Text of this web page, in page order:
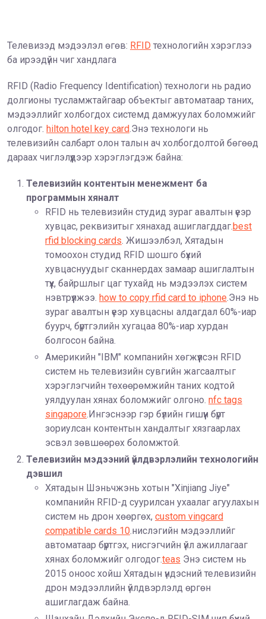
Телевизэд мэдээлэл өгөв: RFID технологийн хэрэглээ
ба ирээдүйн чиг хандлага
RFID (Radio Frequency Identification) технологи нь радио
долгионы тусламжтайгаар объектыг автоматаар таних,
мэдээллийг холбогдох системд дамжуулах боломжийг
олгодог. hilton hotel key card.Энэ технологи нь
телевизийн салбарт олон талын ач холбогдолтой бөгөөд
дараах чиглэлүүдээр хэрэглэгдэж байна:
Телевизийн контентын менежмент ба
программын хяналт
RFID нь телевизийн студид зураг авалтын үеэр
хувцас, реквизитыг хянахад ашиглагддаг.best
rfid blocking cards. Жишээлбэл, Хятадын
томоохон студид RFID шошго бүхий
хувцаснуудыг сканнердах замаар ашиглалтын
түүх, байршлыг цаг тухайд нь мэдээлэх систем
нэвтрүүлжээ. how to copy rfid card to iphone.Энэ нь
зураг авалтын үеэр хувцасны алдагдал 60%-иар
буурч, бүртгэлийн хугацаа 80%-иар хурдан
болгосон байна.
Америкийн "IBM" компанийн хөгжүүлсэн RFID
систем нь телевизийн сувгийн жагсаалтыг
хэрэглэгчийн төхөөрөмжийн таних кодтой
уялдуулан хянах боломжийг олгоно. nfc tags
singapore.Ингэснээр гэр бүлийн гишүүн бүрт
зориулсан контентын хандалтыг хязгаарлах
эсвэл зөвшөөрөх боломжтой.
Телевизийн мэдээний үйлдвэрлэлийн технологийн
дэвшил
Хятадын Шэньчжэнь хотын "Xinjiang Jiye"
компанийн RFID-д суурилсан ухаалаг агуулахын
систем нь дрон хөөргөх, custom vingcard
compatible cards 10.нислэгийн мэдээллийг
автоматаар бүртгэх, нисгэгчийн үйл ажиллагааг
хянах боломжийг олгодог.teas Энэ систем нь
2015 оноос хойш Хятадын үндэсний телевизийн
дрон мэдээллийн үйлдвэрлэлд өргөн
ашиглагдаж байна.